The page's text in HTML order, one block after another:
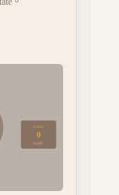
NADPH
0
已消耗